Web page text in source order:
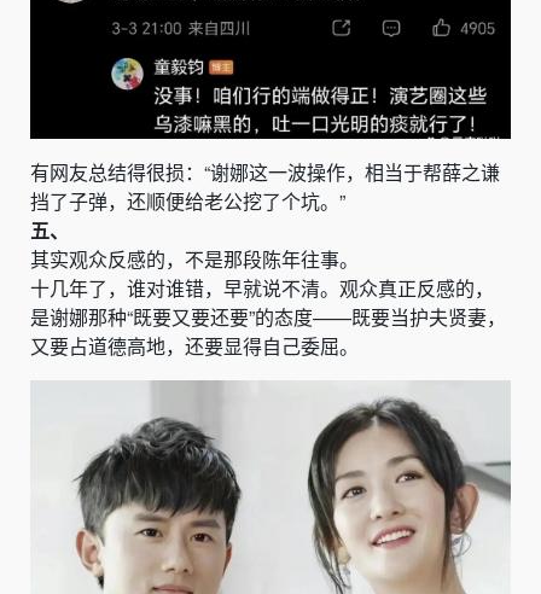
有网友总结得很损：“谢娜这一波操作，相当于帮薛之谦
挡了子弹，还顺便给老公挖了个坑。”
五、
其实观众反感的，不是那段陈年往事。
十几年了，谁对谁错，早就说不清。观众真正反感的，
是谢娜那种“既要又要还要”的态度——既要当护夫贤妻，
又要占道德高地，还要显得自己委屈。